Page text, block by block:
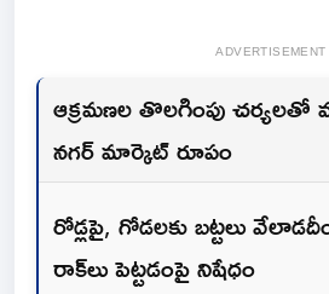
ADVERTISEMENT
ఆక్రమణల తొలగింపు చర్యలతో
నగర్ మార్కెట్ రూపం
రోడ్లపై, గోడలకు బట్టలు
రాక్‌లు పెట్టడంపై నిషేధం